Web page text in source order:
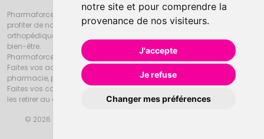
notre site et pour comprendre la
provenance de nos visiteurs.
J'accepte
Je refuse
Changer mes préférences
Pharmaforce.fr et la Grande Pharmacie d’Amiens vous souhaitent de
profiter de notre accueil, de nos conseils pharmaceutiques,
orthopédiques, homéopathiques, parapharmaceutiques, beauté et
bien-être.
Pharmaforce.fr est le site internet de la Grande Pharmacie d’Amiens.
Faites vos achats en ligne grâce à un choix de 20000 références en
pharmacie, parapharmacie, diététique et animaux (vétérinaire).
Faites vos courses de pharmacie et parapharmacie en ligne et venez
les retirer au drive ou vous les faire livrer à domicile.
© 2026 Grande Pharmacie d’Amiens